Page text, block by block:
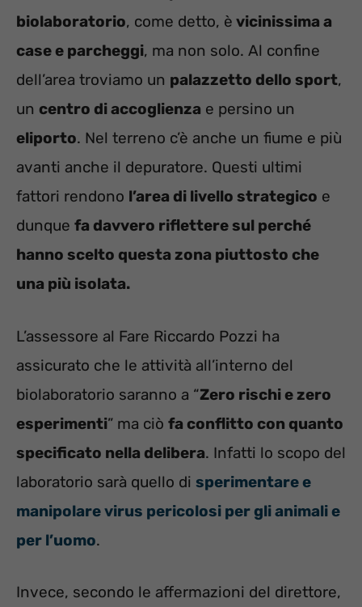
biolaboratorio, come detto, è vicinissima a
case e parcheggi, ma non solo. Al confine
dell’area troviamo un palazzetto dello sport,
un centro di accoglienza e persino un
eliporto. Nel terreno c’è anche un fiume e più
avanti anche il depuratore. Questi ultimi
fattori rendono l’area di livello strategico e
dunque fa davvero riflettere sul perché
hanno scelto questa zona piuttosto che
una più isolata.
L’assessore al Fare Riccardo Pozzi ha
assicurato che le attività all’interno del
biolaboratorio saranno a “Zero rischi e zero
esperimenti” ma ciò fa conflitto con quanto
specificato nella delibera. Infatti lo scopo del
laboratorio sarà quello di sperimentare e
manipolare virus pericolosi per gli animali e
per l’uomo.
Invece, secondo le affermazioni del direttore,